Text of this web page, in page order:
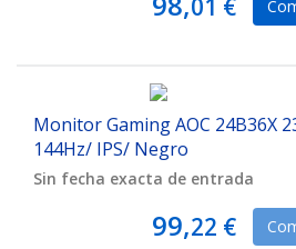
01 €
Monitor Gaming AOC 24B36X
144Hz/ IPS/ Negro
Sin fecha exacta de entrada
99,22 €